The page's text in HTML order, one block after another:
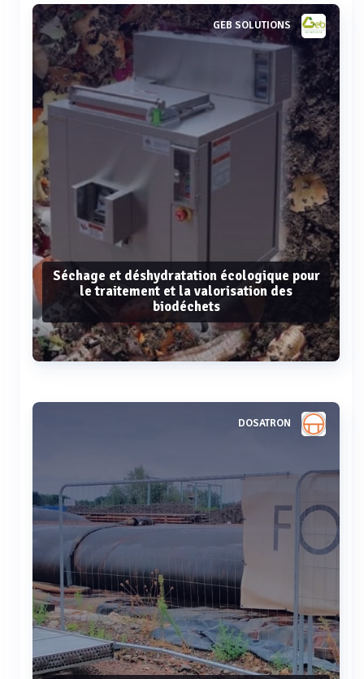
GEB SOLUTIONS
Séchage et déshydratation écologique pour
le traitement et la valorisation des
biodéchets
DOSATRON